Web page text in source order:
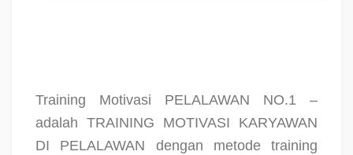
Training Motivasi PELALAWAN NO.1 –
adalah TRAINING MOTIVASI KARYAWAN
DI PELALAWAN dengan metode training